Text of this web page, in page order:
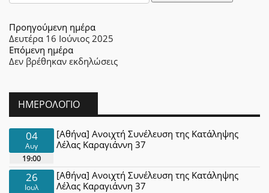
Προηγούμενη ημέρα
Δευτέρα 16 Ιούνιος 2025
Επόμενη ημέρα
Δεν βρέθηκαν εκδηλώσεις
ΗΜΕΡΟΛΌΓΙΟ
04
Αυγ
19:00
[Αθήνα] Ανοιχτή Συνέλευση της Κατάληψης
Λέλας Καραγιάννη 37
26
Ιουλ
[Αθήνα] Ανοιχτή Συνέλευση της Κατάληψης
Λέλας Καραγιάννη 37